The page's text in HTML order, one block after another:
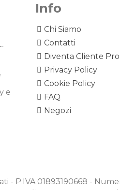
e
Info
Chi Siamo
Contatti
Diventa Cliente Pro
Privacy Policy
Cookie Policy
FAQ
Negozi
- P.IVA 01893190668 -